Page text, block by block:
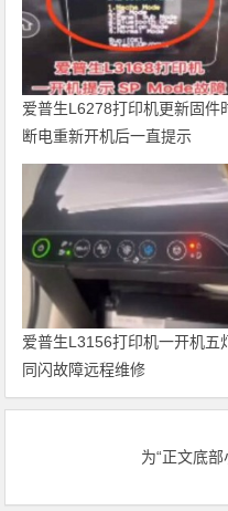
爱普生L6278打印机更新固件
断电重新开机后一直提示
Recovery Mode故障
爱普生L3156打印机一开机五
同闪故障远程维修
为“正文底